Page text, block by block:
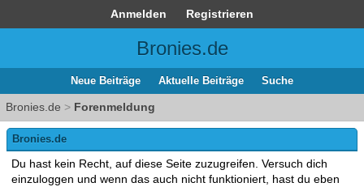
Anmelden Registrieren
Bronies.de
Neue Beiträge Aktuelle Beiträge Suche
Bronies.de > Forenmeldung
Bronies.de
Du hast kein Recht, auf diese Seite zuzugreifen. Versuch dich
einzuloggen und wenn das auch nicht funktioniert, hast du eben